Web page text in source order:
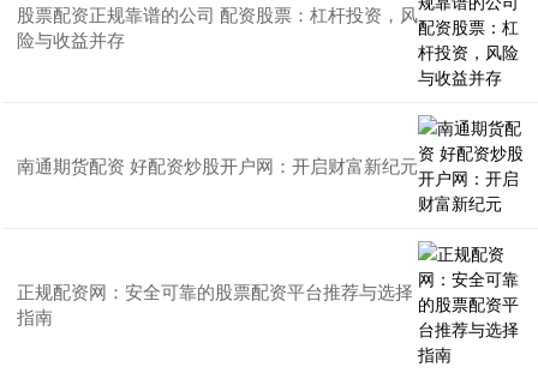
股票配资正规靠谱的公司 配资股票：杠杆投资，风
险与收益并存
南通期货配资 好配资炒股开户网：开启财富新纪元
正规配资网：安全可靠的股票配资平台推荐与选择
指南